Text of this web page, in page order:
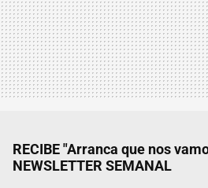
RECIBE "Arranca que nos
NEWSLETTER SEMANAL